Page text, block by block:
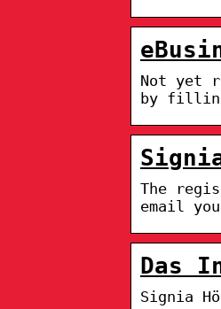
Not yet
by filling
The
email
Das
Signia